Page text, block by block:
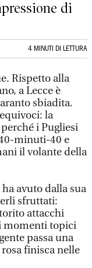
di
4 MINUTI DI LETTURA
Rispetto alla
a Lecce è
sbiadita.
la
i Pugliesi
minuti-40 e
il volante della
avuto dalla sua
sfruttati:
attacchi
momenti topici
passa una
finisca nelle